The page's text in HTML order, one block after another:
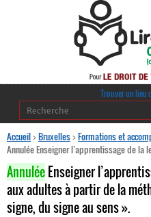
Trouver un lieu
Accueil>Bruxelles>Formations et
Annulée Enseigner l’apprentissage de
AnnuléeEnseigner
aux adultes à partir de la
signe, du signe au sens ».